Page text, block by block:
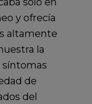
y ofrecía
altamente
la
de
del